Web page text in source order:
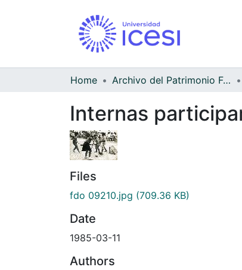
Home Archivo del Patrimonio Fotográfico y Fílmico del Valle del Cauca
Internas
Files
fdo 09210.jpg (709.36 KB)
Date
1985-03-11
Authors